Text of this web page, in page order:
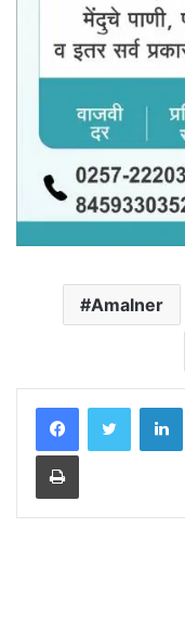
Amalner
Print